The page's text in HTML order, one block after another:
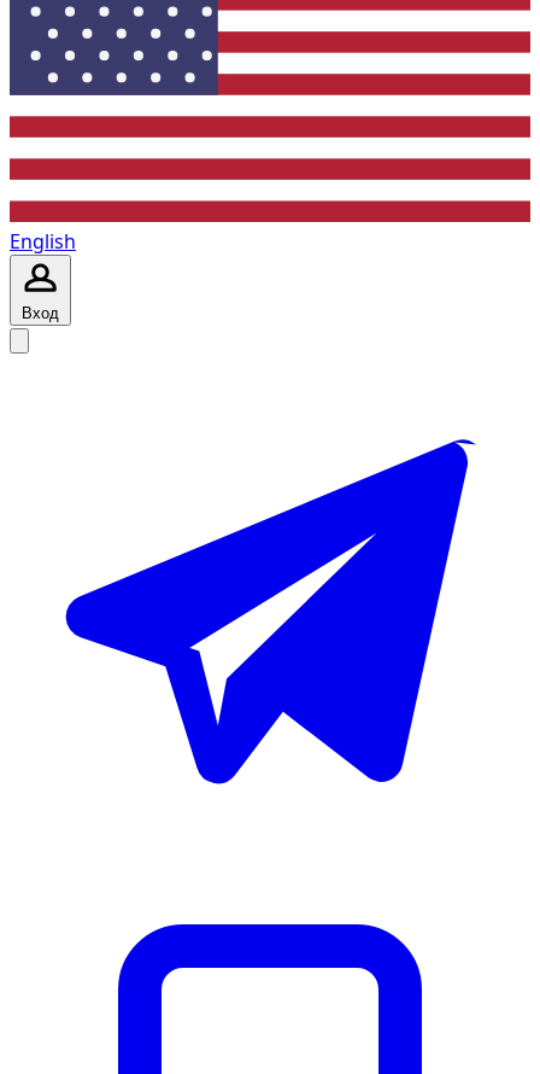
English
Вход